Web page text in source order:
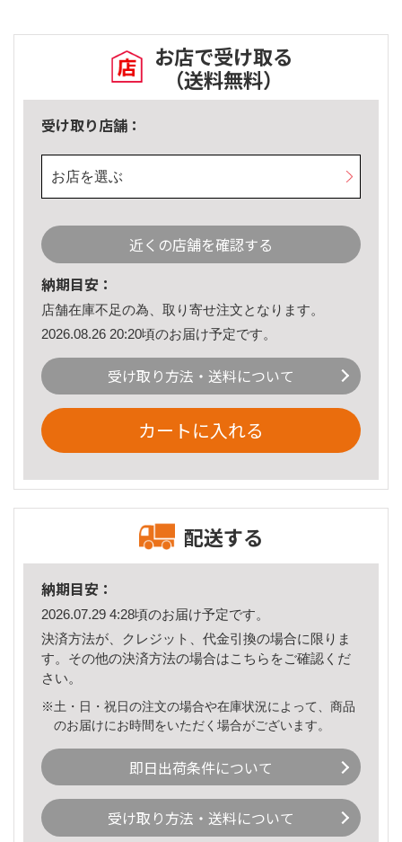
お店で受け取る
（送料無料）
受け取り店舗：
お店を選ぶ
近くの店舗を確認する
納期目安：
店舗在庫不足の為、取り寄せ注文となります。
2026.08.26 20:20頃のお届け予定です。
受け取り方法・送料について
カートに入れる
配送する
納期目安：
2026.07.29 4:28頃のお届け予定です。
決済方法が、クレジット、代金引換の場合に限りま
す。その他の決済方法の場合はこちら をご確認くだ
さい。
※土・日・祝日の注文の場合や在庫状況によって、商品
のお届けにお時間をいただく場合がございます。
即日出荷条件について
受け取り方法・送料について